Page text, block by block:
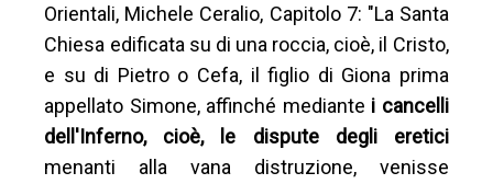
Orientali, Michele Ceralio, Capitolo 7: "La Santa
Chiesa edificata su di una roccia, cioè, il Cristo,
e su di Pietro o Cefa, il figlio di Giona prima
appellato Simone, affinché mediante i cancelli
dell'Inferno, cioè, le dispute degli eretici
menanti alla vana distruzione, venisse